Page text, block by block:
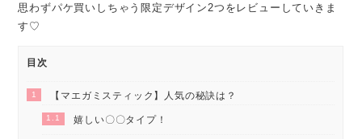
思わずパケ買いしちゃう限定デザイン2つをレビューしていきま
す♡
目次
1 【マエガミスティック】人気の秘訣は？
1.1 嬉しい〇〇タイプ！